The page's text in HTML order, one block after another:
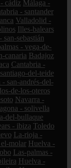
cádiz Málaga -
- santander
Valladolid -
Illes-balears
san-sebastián
- vega-de-
canaria Badajoz
Cantabria -
del-teide
- san-andrés-del-
de-los-oteros
Navarra -
- solivella
del-bullaque
- ibiza Toledo
La-rioja -
molar Huelva -
Las-palmas -
Huelva -